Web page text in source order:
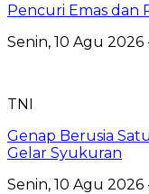
Pencuri Emas dan
Senin, 10 Agu 2026
TNI
Genap Berusia
Gelar Syukuran
Senin, 10 Agu 2026